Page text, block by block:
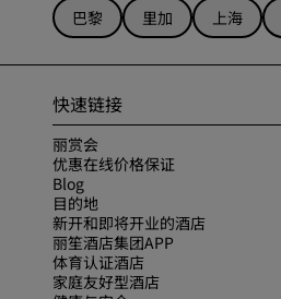
巴黎
里加 上海
快速链接
丽赏会
优惠在线价格保证
Blog
目的地
新开和即将开业的酒店
丽笙酒店集团APP
体育认证酒店
家庭友好型酒店